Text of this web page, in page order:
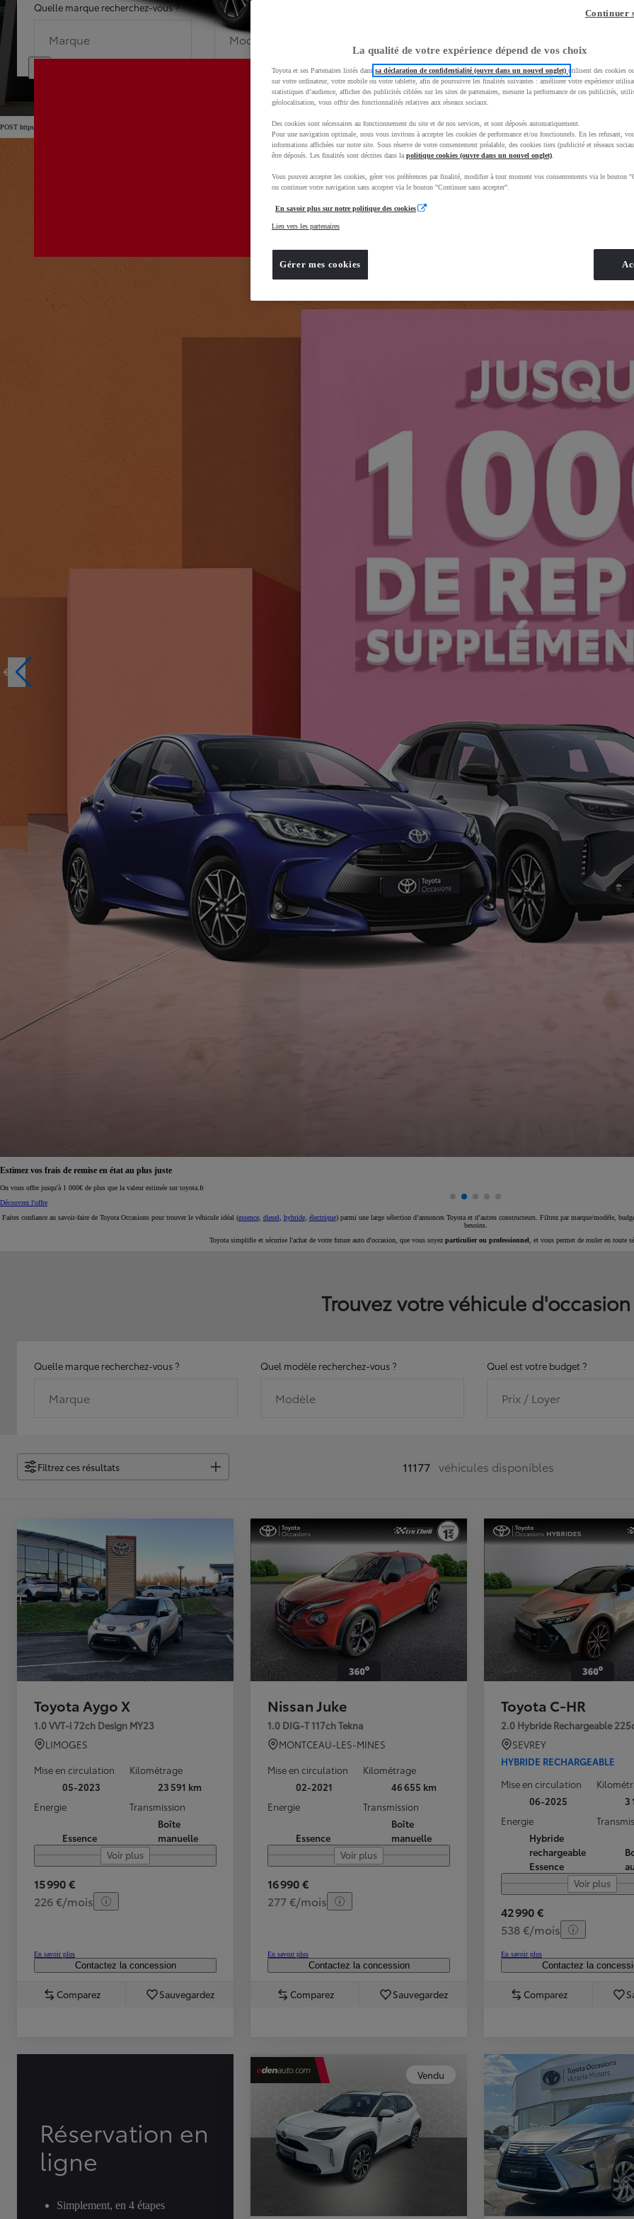
Nouvelle Yaris Cross
Disponible prochainement
Quelle marque recherchez-vous ?
Marque
Quel modèle recherchez-vous ?
Modèle
Dans quelle
POST https://usc-webcomponents.toyota-europe.com/v1/car-filter-header/fr/fr?carFilter=used&brand=toyota&uscEnv=production&useGlobalStore=true
Estimez vos frais de remise en état au plus juste
On vous offre jusqu'à 1 000€ de plus que la valeur estimée sur toyota.fr
Découvrez l'offre
Faites confiance au savoir-faire de Toyota Occasions pour trouver le véhicule idéal (essence, diesel hybride, électrique) parmi une large sélection d’annonces Toyota et d’autres constructeurs. Filtrez par marque/modèle,
besoins.
Toyota simplifie et sécurise l'achat de votre future auto d'occasion, que vous soyez particulier ou professionnel , et vous permet de rouler en toute
Trouvez votre véhicule d'occasion
Quelle marque recherchez-vous ?
Marque
Quel modèle recherchez-vous ?
Modèle
Quel est votre budget ?
Prix / Loyer
Filtrez ces résultats 11177 véhicules disponibles
Toyota Aygo X
1.0 VVT-i 72ch Design MY23
LIMOGES
Mise en circulation
05-2023
Kilométrage
23 591 km
Energie
Essence
Transmission
Boîte
manuelle
Voir plus
15 990 €
226 €/mois
En savoir plus
Contactez la concession
Comparez Sauvegardez
Nissan Juke
1.0 DIG-T 117ch Tekna
MONTCEAU-LES-MINES
Mise en circulation
02-2021
Kilométrage
46 655 km
Energie
Essence
Transmission
Boîte
manuelle
Voir plus
16 990 €
277 €/mois
En savoir plus
Contactez la concession
Comparez Sauvegardez
Toyota C-HR
2.0 Hybride Rechargeable
SEVREY
HYBRIDE RECHARGEABLE
Mise en circulation
06-2025
3
Energie
Hybride
rechargeable
Essence
Voir plus
42 990 €
538 €/mois
En savoir plus
Contactez la
Comparez
Réservation en
ligne
Simplement, en 4 étapes
Vendu
La qualité de votre expérience dépend de vos choix
Toyota et ses Partenaires listés dans sa déclaration de confidentialité (ouvre dans un nouvel onglet) utilisent des cookies
sur votre ordinateur, votre mobile ou votre tablette, afin de poursuivre les finalités suivantes : améliorer votre expérience
statistiques d’audience, afficher des publicités ciblées sur les sites de partenaires, mesurer la performance de ces publicités,
géolocalisation, vous offrir des fonctionnalités relatives aux réseaux sociaux.
Des cookies sont nécessaires au fonctionnement du site et de nos services, et sont déposés automatiquement.
Pour une navigation optimale, nous vous invitons à accepter les cookies de performance et/ou fonctionnels. En les refusant,
informations affichées sur notre site. Sous réserve de votre consentement préalable, des cookies tiers (publicité et réseaux
être déposés. Les finalités sont décrites dans la politique cookies (ouvre dans un nouvel onglet)
Vous pouvez accepter les cookies, gérer vos préférences par finalité, modifier à tout moment vos consentements via le bouton
ou continuer votre navigation sans accepter via le bouton "Continuer sans accepter".
En savoir plus sur notre politique des cookies
Lien vers les partenaires
Gérer mes cookies
Continuer